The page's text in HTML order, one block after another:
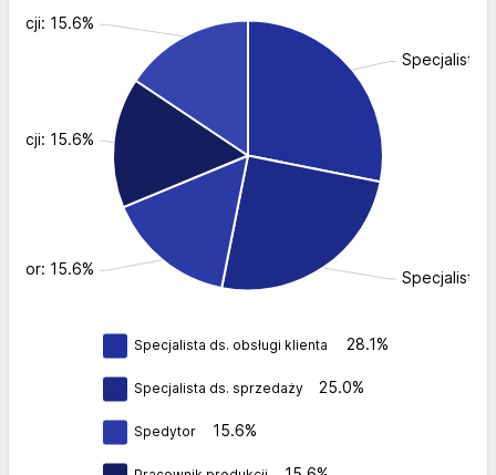
Specjalista
Specjalista
15.6%
15.6%
15.6%
Specjalista ds. obsługi klienta 28.1%
Specjalista ds. sprzedaży 25.0%
Spedytor 15.6%